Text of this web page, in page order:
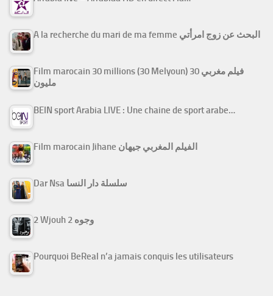
A la recherche du mari de ma femme البحث عن زوج امرأتي
Film marocain 30 millions (30 Melyoun) فيلم مغربي 30
مليون
BEIN sport Arabia LIVE : Une chaine de sport arabe…
Film marocain Jihane الفيلم المغربي جيهان
Dar Nsa سلسلة دار النسا
2 Wjouh 2 وجوه
Pourquoi BeReal n’a jamais conquis les utilisateurs